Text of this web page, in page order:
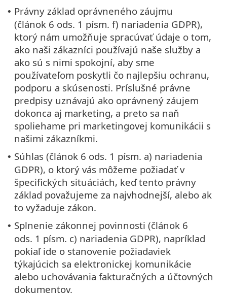
• Právny základ oprávneného záujmu
(článok 6 ods. 1 písm. f) nariadenia GDPR),
ktorý nám umožňuje spracúvať údaje o tom,
ako naši zákazníci používajú naše služby a
ako sú s nimi spokojní, aby sme
používateľom poskytli čo najlepšiu ochranu,
podporu a skúsenosti. Príslušné právne
predpisy uznávajú ako oprávnený záujem
dokonca aj marketing, a preto sa naň
spoliehame pri marketingovej komunikácii s
našimi zákazníkmi.
• Súhlas (článok 6 ods. 1 písm. a) nariadenia
GDPR), o ktorý vás môžeme požiadať v
špecifických situáciách, keď tento právny
základ považujeme za najvhodnejší, alebo ak
to vyžaduje zákon.
• Splnenie zákonnej povinnosti (článok 6
ods. 1 písm. c) nariadenia GDPR), napríklad
pokiaľ ide o stanovenie požiadaviek
týkajúcich sa elektronickej komunikácie
alebo uchovávania fakturačných a účtovných
dokumentov.